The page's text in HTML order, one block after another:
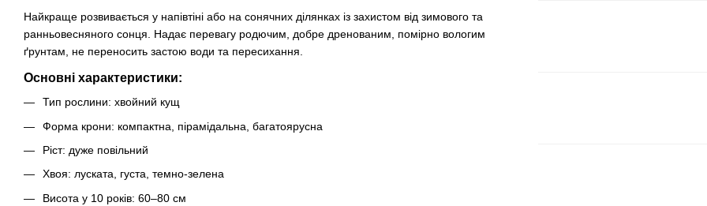
Найкраще розвивається у напівтіні або на сонячних ділянках із захистом від зимового та
ранньовесняного сонця. Надає перевагу родючим, добре дренованим, помірно вологим
ґрунтам, не переносить застою води та пересихання.
Основні характеристики:
Тип рослини: хвойний кущ
Форма крони: компактна, пірамідальна, багатоярусна
Ріст: дуже повільний
Хвоя: луската, густа, темно-зелена
Висота у 10 років: 60–80 см